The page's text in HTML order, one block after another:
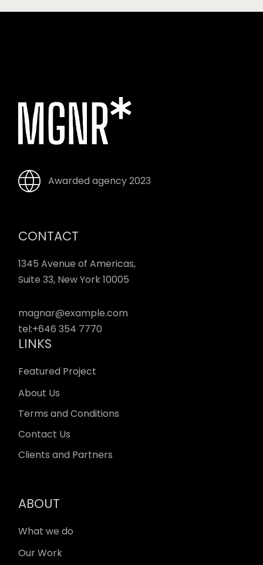
Awarded agency 2023
CONTACT
1345 Avenue of Americas,
Suite 33, New York 10005
magnar@example.com
tel:+646 354 7770
LINKS
Featured Project
About Us
Terms and Conditions
Contact Us
Clients and Partners
ABOUT
What we do
Our Work